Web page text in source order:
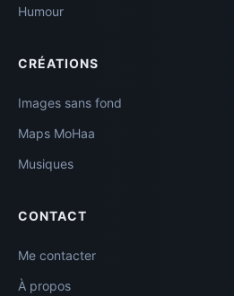
Humour
CRÉATIONS
Images sans fond
Maps MoHaa
Musiques
CONTACT
Me contacter
À propos